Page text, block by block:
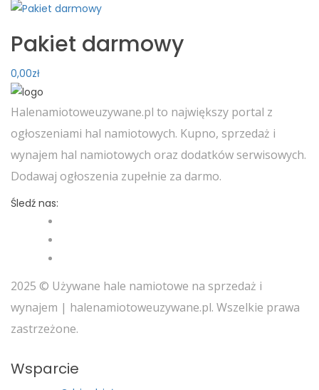
Pakiet darmowy
0,00zł
Halenamiotoweuzywane.pl to największy portal z
ogłoszeniami hal namiotowych. Kupno, sprzedaż i
wynajem hal namiotowych oraz dodatków serwisowych.
Dodawaj ogłoszenia zupełnie za darmo.
Śledź nas:
2025 © Używane hale namiotowe na sprzedaż i
wynajem | halenamiotoweuzywane.pl. Wszelkie prawa
zastrzeżone.
Wsparcie